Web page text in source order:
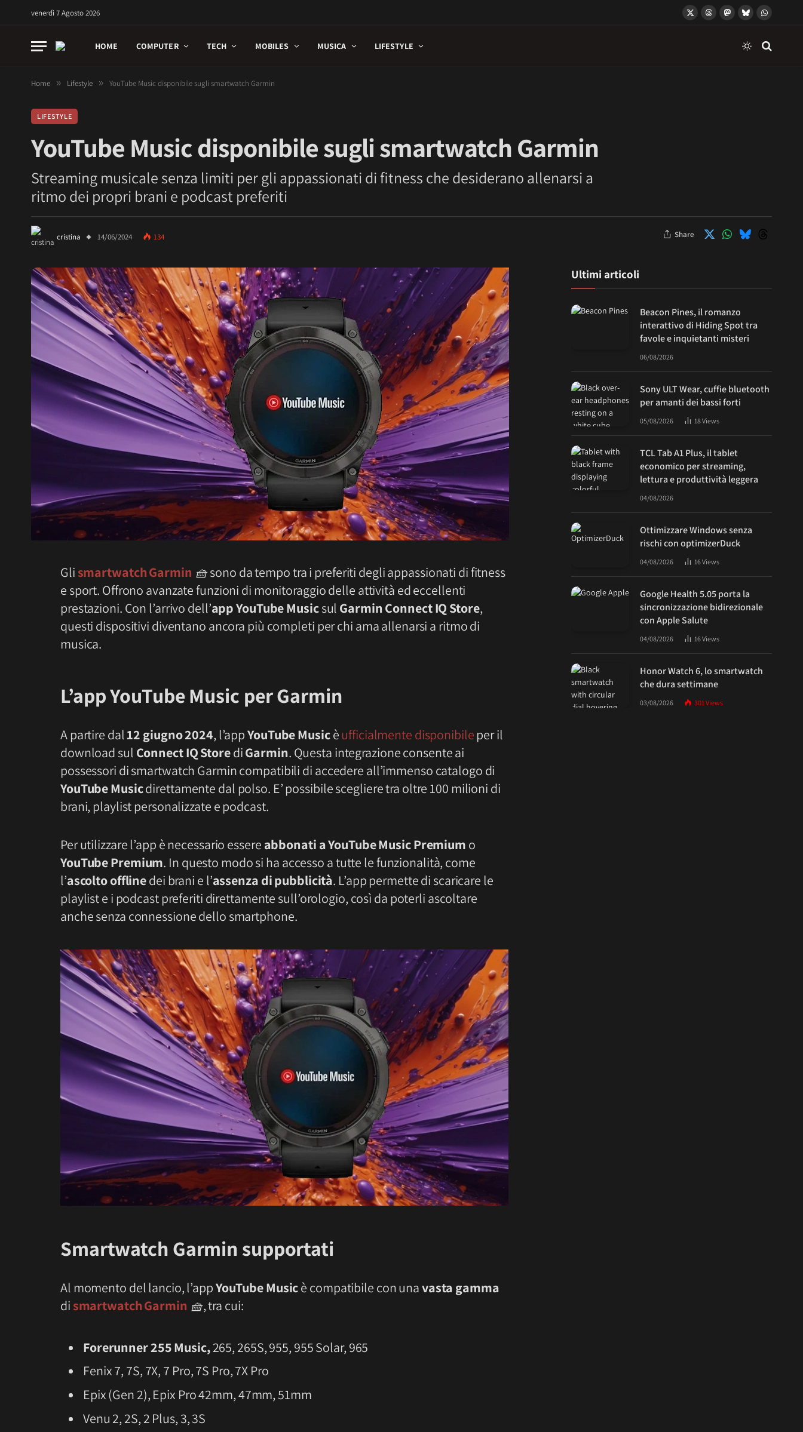
venerdì 7 Agosto 2026
X
ThreadsMastodon
BlueskyWhatsApp
HOME COMPUTER TECH MOBILES MUSICA LIFESTYLE
Home » Lifestyle » YouTube Music disponibile sugli smartwatch Garmin
LIFESTYLE
YouTube Music disponibile sugli smartwatch Garmin
Streaming musicale senza limiti per gli appassionati di fitness che desiderano allenarsi a
ritmo dei propri brani e podcast preferiti
cristina 14/06/2024 134 Share
Glismartwatch Garmin 🧺sono da tempo tra i preferiti degli appassionati di fitness
e sport. Offrono avanzate funzioni di monitoraggio delle attività ed eccellenti
prestazioni. Con l’arrivo dell’app YouTube Musicsul Garmin Connect IQ Store,
questi dispositivi diventano ancora più completi per chi ama allenarsi a ritmo di
musica.
L’app YouTube Music per Garmin
A partire dal12 giugno 2024, l’appYouTube Musicèufficialmente disponibileper il
download sul Connect IQ StorediGarmin. Questa integrazione consente ai
possessori di smartwatch Garmin compatibili di accedere all’immenso catalogo di
YouTube Musicdirettamente dal polso. E’ possibile scegliere tra oltre 100 milioni di
brani, playlist personalizzate e podcast.
Per utilizzare l’app è necessario essere abbonati a YouTube Music Premium o
YouTube Premium. In questo modo si ha accesso a tutte le funzionalità, come
l’ascolto offlinedei brani e l’assenza di pubblicità. L’app permette di scaricare le
playlist e i podcast preferiti direttamente sull’orologio, così da poterli ascoltare
anche senza connessione dello smartphone.
Smartwatch Garmin supportati
Al momento del lancio, l’appYouTube Musicè compatibile con unavasta gamma
dismartwatch Garmin 🧺, tra cui:
Forerunner 255 Music,265, 265S, 955, 955 Solar, 965
Fenix 7, 7S, 7X, 7 Pro, 7S Pro, 7X Pro
Epix (Gen 2), Epix Pro 42mm, 47mm, 51mm
Venu 2, 2S, 2 Plus, 3, 3S
Ultimi articoli
Beacon Pines, il romanzo
interattivo di Hiding Spot tra
favole e inquietanti misteri
06/08/2026
Sony ULT Wear, cuffie bluetooth
per amanti dei bassi forti
05/08/2026 18Views
TCL Tab A1 Plus, il tablet
economico per streaming,
lettura e produttività leggera
04/08/2026
Ottimizzare Windows senza
rischi con optimizerDuck
04/08/2026 16Views
Google Health 5.05 porta la
sincronizzazione bidirezionale
con Apple Salute
04/08/2026 16Views
Honor Watch 6, lo smartwatch
che dura settimane
03/08/2026 301Views